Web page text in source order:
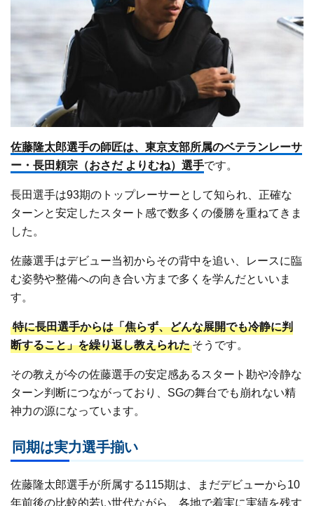
佐藤隆太郎選手の師匠は、東京支部所属のベテランレーサ
ー・長田頼宗（おさだ よりむね）選手です。
長田選手は93期のトップレーサーとして知られ、正確な
ターンと安定したスタート感で数多くの優勝を重ねてきま
した。
佐藤選手はデビュー当初からその背中を追い、レースに臨
む姿勢や整備への向き合い方まで多くを学んだといいま
す。
特に長田選手からは「焦らず、どんな展開でも冷静に判
断すること」を繰り返し教えられた そうです。
その教えが今の佐藤選手の安定感あるスタート勘や冷静な
ターン判断につながっており、SGの舞台でも崩れない精
神力の源になっています。
同期は実力選手揃い
佐藤隆太郎選手が所属する115期は、まだデビューから10
年前後の比較的若い世代ながら、各地で着実に実績を残す